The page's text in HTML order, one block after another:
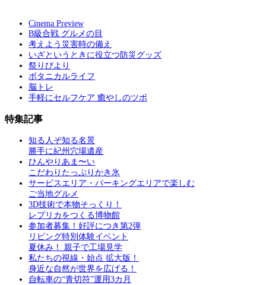
Cinema Preview
B級合戦 グルメの目
考えよう災害時の備え
いざというときに役立つ防災グッズ
祭りびより
ボタニカルライフ
脳トレ
手軽にセルフケア 癒やしのツボ
特集記事
知る人ぞ知る名景
勝手に紀州穴場遺産
ひんやりあま〜い
こだわりたっぷりかき氷
サービスエリア・パーキングエリアで楽しむ
ご当地グルメ
3D技術で本物そっくり！
レプリカをつくる博物館
参加者募集！好評につき第2弾
リビング特別体験イベント
夏休み！ 親子で工場見学
私たちの視線・始点 拡大版！
身近な自然が世界を広げる！
自転車の“青切符”運用3カ月